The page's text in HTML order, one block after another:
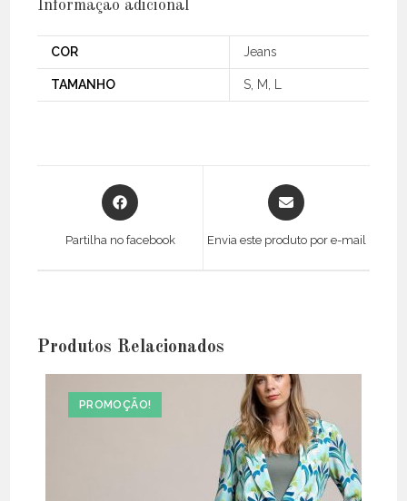
Informação adicional
COR Jeans
TAMANHO S, M, L
Opens
in
Partilha no facebook
Opens
in
Envia este produto por e-mail
Produtos Relacionados
PROMOÇÃO!